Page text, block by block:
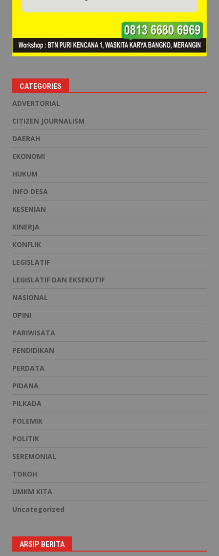
CATEGORIES
ADVERTORIAL
CITIZEN JOURNALISM
DAERAH
EKONOMI
HUKUM
INFO DESA
KESENIAN
KINERJA
KONFLIK
LEGISLATIF
LEGISLATIF DAN EKSEKUTIF
NASIONAL
OPINI
PARIWISATA
PENDIDIKAN
PERDATA
PIDANA
PILKADA
POLEMIK
POLITIK
SEREMONIAL
TOKOH
UMKM KITA
Uncategorized
ARSIP BERITA